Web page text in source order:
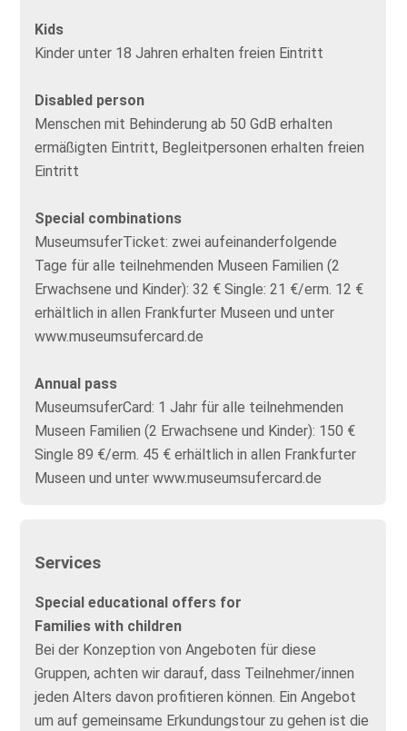
Kids
Kinder unter 18 Jahren erhalten freien Eintritt
Disabled person
Menschen mit Behinderung ab 50 GdB erhalten
ermäßigten Eintritt, Begleitpersonen erhalten freien
Eintritt
Special combinations
MuseumsuferTicket: zwei aufeinanderfolgende
Tage für alle teilnehmenden Museen Familien (2
Erwachsene und Kinder): 32 € Single: 21 €/erm. 12 €
erhältlich in allen Frankfurter Museen und unter
www.museumsufercard.de
Annual pass
MuseumsuferCard: 1 Jahr für alle teilnehmenden
Museen Familien (2 Erwachsene und Kinder): 150 €
Single 89 €/erm. 45 € erhältlich in allen Frankfurter
Museen und unter www.museumsufercard.de
Services
Special educational offers for
Families with children
Bei der Konzeption von Angeboten für diese
Gruppen, achten wir darauf, dass Teilnehmer/innen
jeden Alters davon profitieren können. Ein Angebot
um auf gemeinsame Erkundungstour zu gehen ist die